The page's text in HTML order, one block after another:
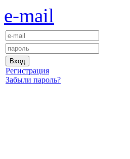
e-mail
Регистрация
Забыли пароль?